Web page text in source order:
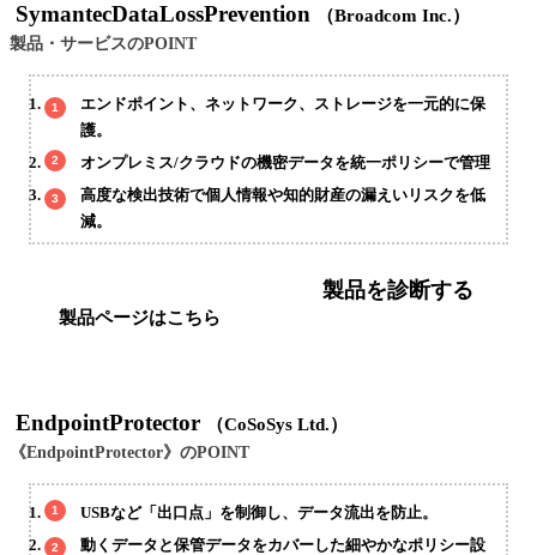
SymantecDataLossPrevention （Broadcom Inc.）
製品・サービスのPOINT
エンドポイント、ネットワーク、ストレージを一元的に保
護。
オンプレミス/クラウドの機密データを統一ポリシーで管理
高度な検出技術で個人情報や知的財産の漏えいリスクを低
減。
製品ページはこちら
製品を診断する
EndpointProtector （CoSoSys Ltd.）
《EndpointProtector》のPOINT
USBなど「出口点」を制御し、データ流出を防止。
動くデータと保管データをカバーした細やかなポリシー設